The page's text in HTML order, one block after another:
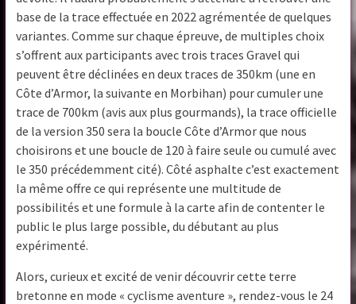
base de la trace effectuée en 2022 agrémentée de quelques
variantes. Comme sur chaque épreuve, de multiples choix
s’offrent aux participants avec trois traces Gravel qui
peuvent être déclinées en deux traces de 350km (une en
Côte d’Armor, la suivante en Morbihan) pour cumuler une
trace de 700km (avis aux plus gourmands), la trace officielle
de la version 350 sera la boucle Côte d’Armor que nous
choisirons et une boucle de 120 à faire seule ou cumulé avec
le 350 précédemment cité). Côté asphalte c’est exactement
la même offre ce qui représente une multitude de
possibilités et une formule à la carte afin de contenter le
public le plus large possible, du débutant au plus
expérimenté.
Alors, curieux et excité de venir découvrir cette terre
bretonne en mode « cyclisme aventure », rendez-vous le 24